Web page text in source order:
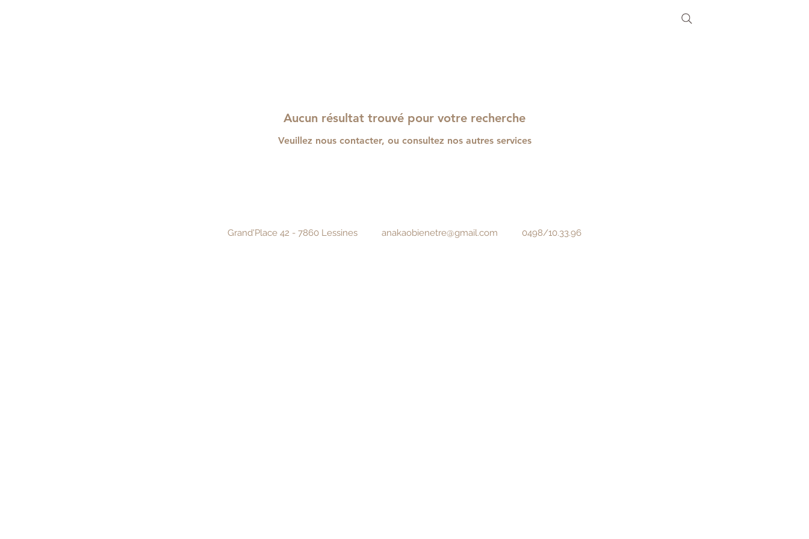
Aucun résultat trouvé pour votre recherche
Veuillez nous contacter, ou consultez nos autres services
Grand'Place 42 - 7860 Lessines anakaobienetre@gmail.com 0498/10.33.96